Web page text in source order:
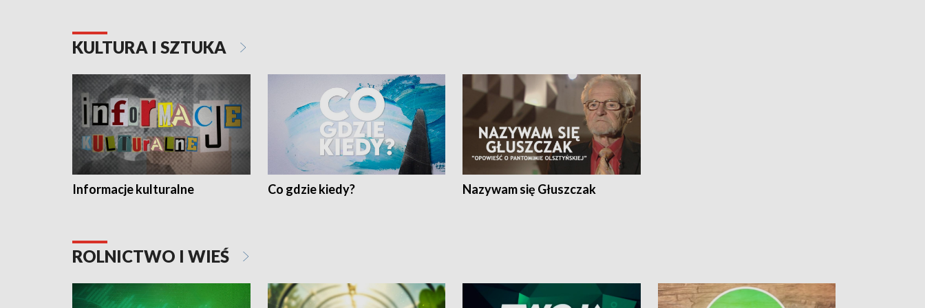
KULTURA I SZTUKA
Informacje kulturalne Co gdzie kiedy? Nazywam się Głuszczak
ROLNICTWO I WIEŚ